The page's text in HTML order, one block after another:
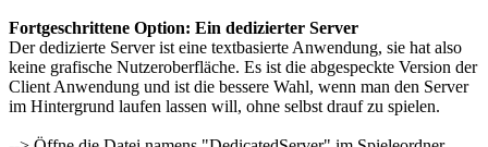
Fortgeschrittene Option: Ein dedizierter Server
Der dedizierte Server ist eine textbasierte Anwendung, sie hat also
keine grafische Nutzeroberfläche. Es ist die abgespeckte Version der
Client Anwendung und ist die bessere Wahl, wenn man den Server
im Hintergrund laufen lassen will, ohne selbst drauf zu spielen.